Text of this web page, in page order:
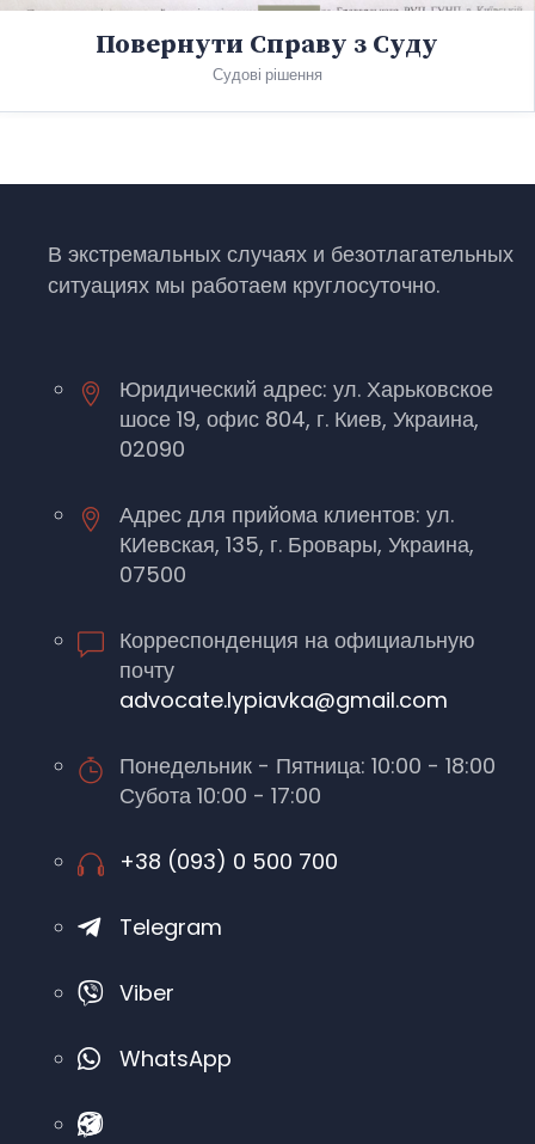
Повернути Справу з Суду
Судові рішення
В экстремальных случаях и безотлагательных
ситуациях мы работаем круглосуточно.
Юридический адрес: ул. Харьковское
шосе 19, офис 804, г. Киев, Украина,
02090
Адрес для прийома клиентов: ул.
КИевская, 135, г. Бровары, Украина,
07500
Корреспонденция на официальную
почту
advocate.lypiavka@gmail.com
Понедельник - Пятница: 10:00 - 18:00
Субота 10:00 - 17:00
+38 (093) 0 500 700
Telegram
Viber
WhatsApp